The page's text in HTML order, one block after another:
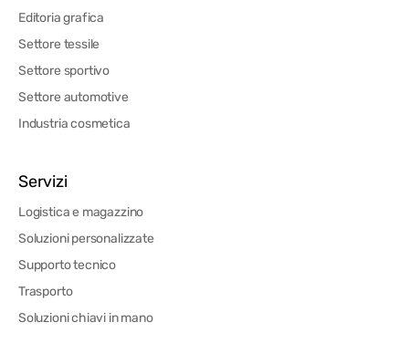
Editoria grafica
Settore tessile
Settore sportivo
Settore automotive
Industria cosmetica
Servizi
Logistica e magazzino
Soluzioni personalizzate
Supporto tecnico
Trasporto
Soluzioni chiavi in mano